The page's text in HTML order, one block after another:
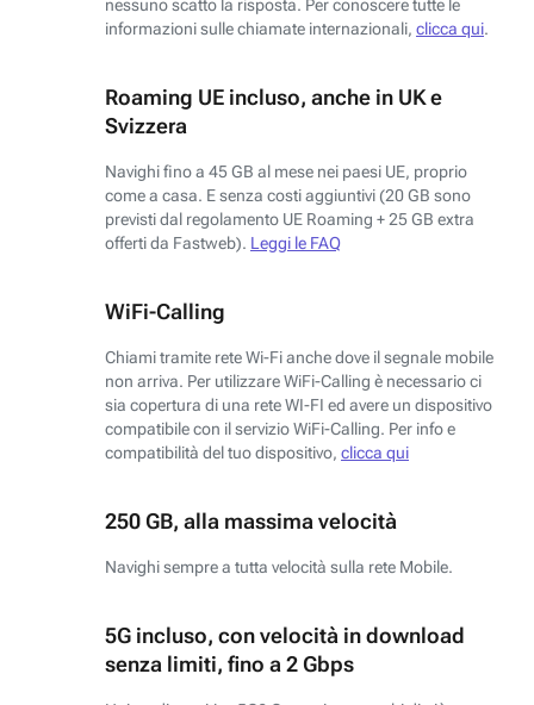
nessuno scatto la risposta. Per conoscere tutte le
informazioni sulle chiamate internazionali, clicca qui.
Roaming UE incluso, anche in UK e
Svizzera
Navighi fino a 45 GB al mese nei paesi UE, proprio
come a casa. E senza costi aggiuntivi (20 GB sono
previsti dal regolamento UE Roaming + 25 GB extra
offerti da Fastweb). Leggi le FAQ
WiFi-Calling
Chiami tramite rete Wi-Fi anche dove il segnale mobile
non arriva. Per utilizzare WiFi-Calling è necessario ci
sia copertura di una rete WI-FI ed avere un dispositivo
compatibile con il servizio WiFi-Calling. Per info e
compatibilità del tuo dispositivo, clicca qui
250 GB, alla massima velocità
Navighi sempre a tutta velocità sulla rete Mobile.
5G incluso, con velocità in download
senza limiti, fino a 2 Gbps